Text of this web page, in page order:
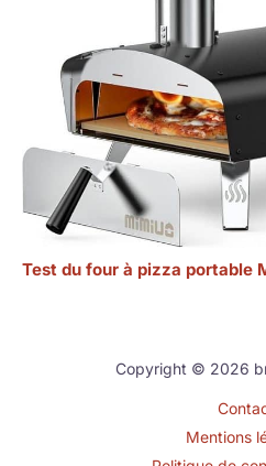
Test du four à pizza portable
Copyright © 2026
Mentions